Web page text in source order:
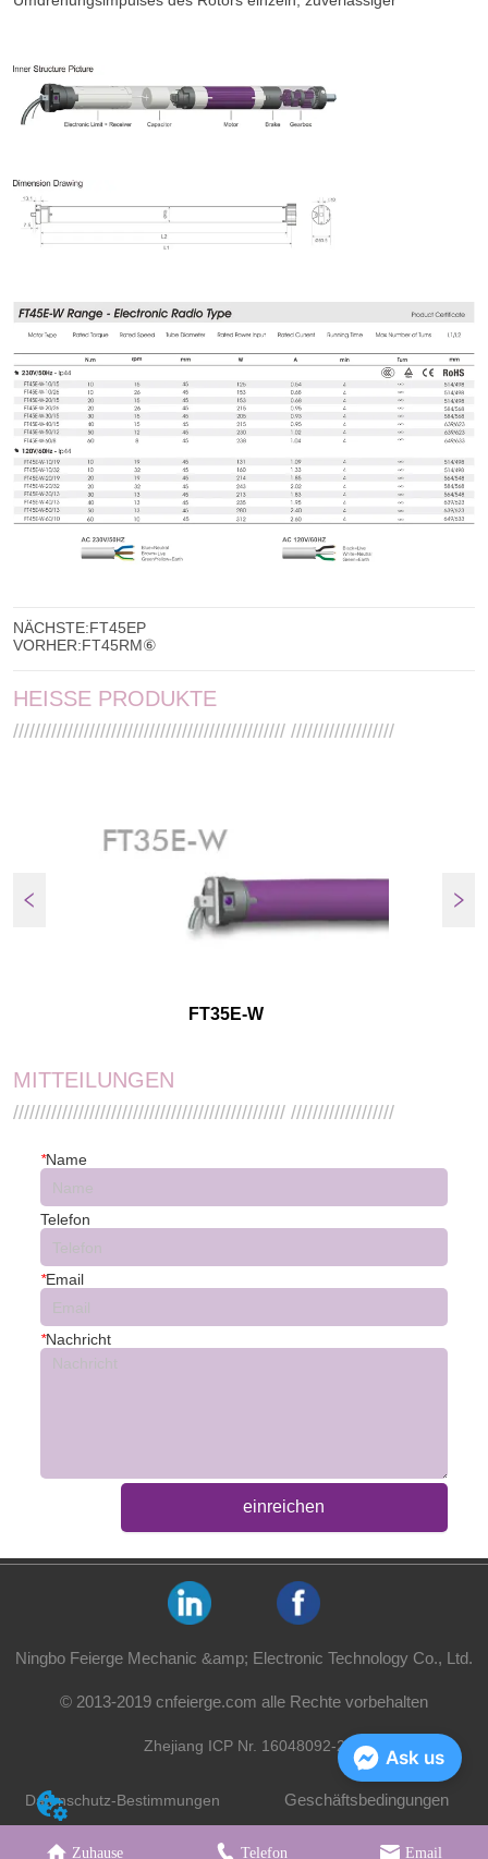
NÄCHSTE:FT45EP
VORHER:FT45RM⑥
HEISSE PRODUKTE
////////////////////////////////////////////////// ///////////////////
FT35E-W
MITTEILUNGEN
////////////////////////////////////////////////// ///////////////////
*Name
Telefon
*Email
*Nachricht
einreichen
Ningbo Feierge Mechanic &amp; Electronic Technology Co., Ltd.
© 2013-2019 cnfeierge.com alle Rechte vorbehalten
Zhejiang ICP Nr. 16048092-2
Datenschutz-Bestimmungen Geschäftsbedingungen
Zuhause Telefon Email
Ask us